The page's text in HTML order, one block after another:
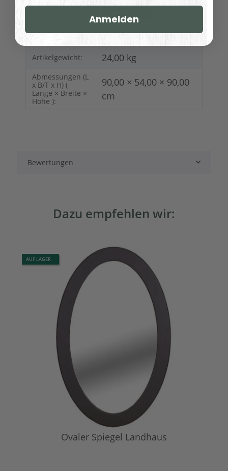
Versandgewicht: 28,00 kg
Artikelgewicht: 24,00 kg
Abmessungen (L
x B/T x H) (
Länge × Breite ×
Höhe ):
90,00 × 54,00 × 90,00
cm
Bewertungen
Dazu empfehlen wir:
AUF LAGER
Ovaler Spiegel Landhaus
Anmelden